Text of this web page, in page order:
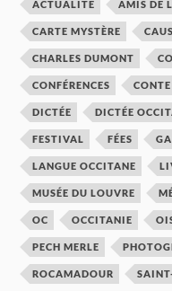
ACTUALITÉ AMIS DE
CARTE MYSTÈRE
CHARLES DUMONT
CONFÉRENCES
DICTÉE DICTÉE
FESTIVAL FÉES
LANGUE OCCITANE
MUSÉE DU LOUVRE
OC OCCITANIE
PECH MERLE
ROCAMADOUR